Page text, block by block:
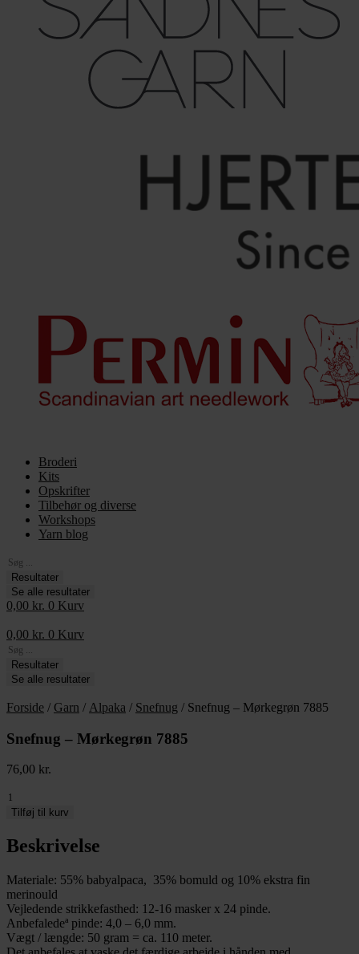
Broderi
Kits
Opskrifter
Tilbehør og diverse
Workshops
Yarn blog
Search
...Resultater
Se alle resultater
0,00 kr. 0 Kurv
0,00 kr. 0 Kurv
Search
...Resultater
Se alle resultater
Forside / Garn / Alpaka / Snefnug / Snefnug – Mørkegrøn 7885
Snefnug – Mørkegrøn 7885
76,00 kr.
Snefnug
7885
antal
Tilføj til kurv
Beskrivelse
Materiale: 55% babyalpaca, 35% bomuld og 10% ekstra fin
merinould
Vejledende strikkefasthed: 12-16 masker x 24 pinde.
Anbefaledeª pinde: 4,0 – 6,0 mm.
Vægt / længde: 50 gram = ca. 110 meter.